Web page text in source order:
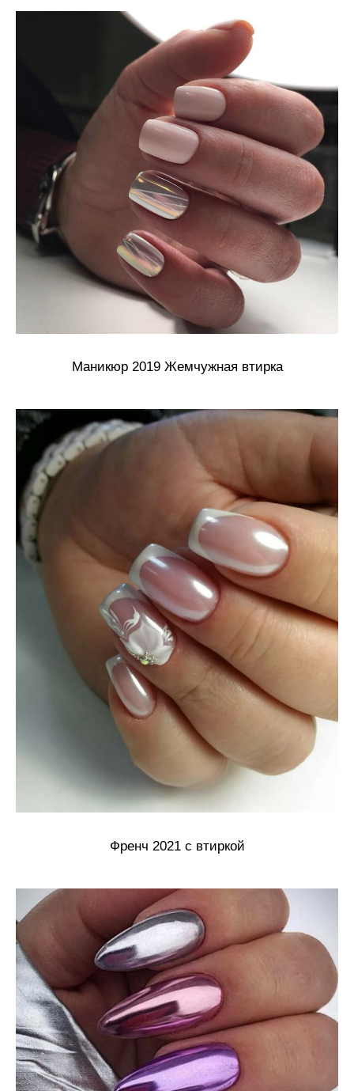
Маникюр 2019 Жемчужная втирка
Френч 2021 с втиркой